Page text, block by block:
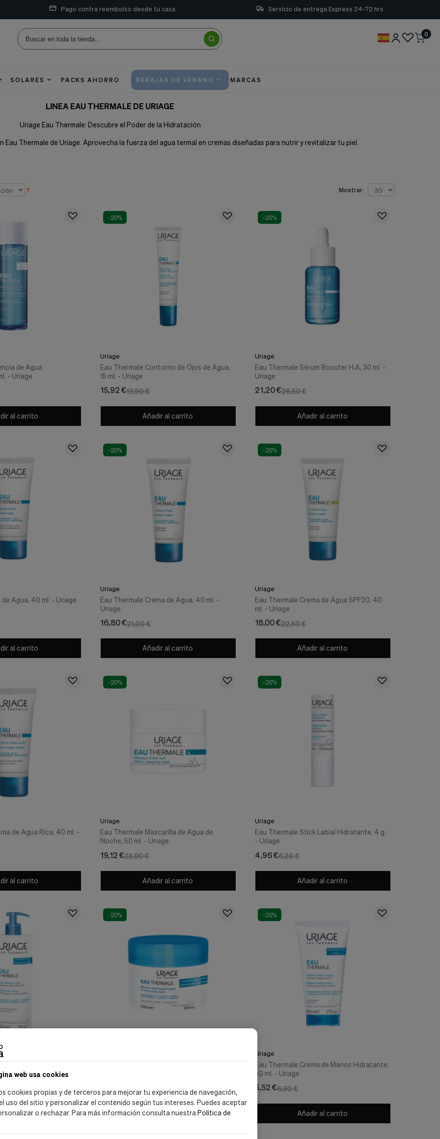
web usa cookies
cookies propias y de terceros para mejorar tu experiencia de navegación,
uso del sitio y personalizar el contenido según tus intereses. Puedes aceptar
o rechazar. Para más información consulta nuestraPolítica de
Pago contra reembolso desde tu casa Servicio de entrega Express 24-72 hrs
0
SOLARES PACKS AHORRO REBAJAS DE VERANO MARCAS
LINEA EAU THERMALE DE URIAGE
Uriage Eau Thermale: Descubre el Poder de la Hidratación
Thermale de Uriage. Aprovecha la fuerza del agua termal en cremas diseñadas para nutrir y revitalizar tu piel.
Mostrar:
de Agua
- Uriage
al carrito
-20%
Uriage
Eau Thermale Contorno de Ojos de Agua,
15 ml. - Uriage
19,90 €
15,92 €
Añadir al carrito
-20%
Uriage
Eau Thermale Sérum Booster H.A, 30 ml. -
Uriage
26,50 €
21,20 €
Añadir al carrito
de Agua, 40 ml. - Uriage
al carrito
-20%
Uriage
Eau Thermale Crema de Agua, 40 ml. -
Uriage
21,00 €
16,80 €
Añadir al carrito
-20%
Uriage
Eau Thermale Crema de Agua SPF20, 40
ml. - Uriage
22,50 €
18,00 €
Añadir al carrito
de Agua Rica, 40 ml. -
al carrito
-20%
Uriage
Eau Thermale Mascarilla de Agua de
Noche, 50 ml. - Uriage
23,90 €
19,12 €
Añadir al carrito
-20%
Uriage
Eau Thermale Stick Labial Hidratante, 4 g.
- Uriage
6,20 €
4,96 €
Añadir al carrito
Sedosa, 500 ml. -
al carrito
-20%
16,50 €
Añadir al carrito
-20%
Uriage
Eau Thermale Crema de Manos Hidratante,
50 ml. - Uriage
6,90 €
5,52 €
Añadir al carrito